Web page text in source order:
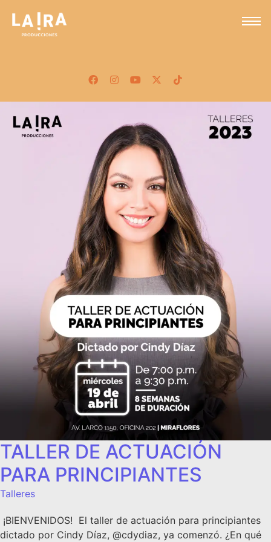
TALLER DE ACTUACIÓN
PARA PRINCIPIANTES
Talleres
¡BIENVENIDOS! El taller de actuación para principiantes
dictado por Cindy Díaz, @cdydiaz, ya comenzó. ¿En qué